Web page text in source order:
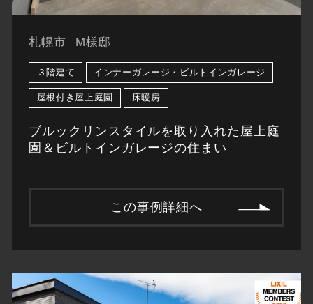
札幌市 M様邸
３階建て インナーガレージ・ビルトインガレージ
屋根付き屋上庭園 床暖房
ブルックリンスタイルを取り入れた屋上庭
園＆ビルトインガレージの住まい
この事例詳細へ